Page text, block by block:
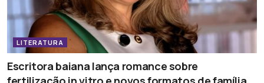
LITERATURA
Escritora baiana lança romance sobre